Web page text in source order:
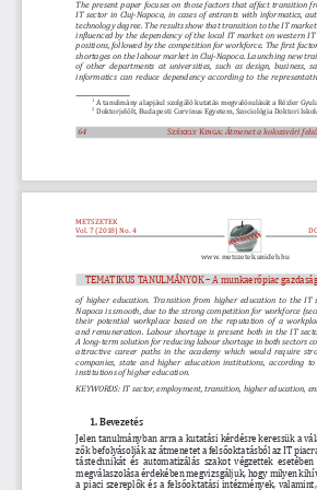
64 Székely Kinga: Átmenet a kolozsvári
The present paper focuses on those factors that affect transition
IT sector in Cluj-Napoca, in cases of entrants with informatics,
technology degree. The results show that transition to the IT
influenced by the dependency of the local IT market on western
positions, followed by the competition for workforce. The first
shortages on the labour market in Cluj-Napoca. Launching new
of other departments at universities, such as design, business,
informatics can reduce dependency according to the
1 a tanulmány alapjául szolgáló kutatás megvalósulását a rézler g
2 doktorjelölt, Budapesti Corvinus egyetem, Szociológia doktori
METSZETEK
Vol. 7 (2018) No. 4
www. metszetek.unideb.hu
TemaTikus T   anulmányok – a munkaerőpiac
of higher education. Transition from higher education to the IT
Napoca is smooth, due to the strong competition for workforce
their potential workplace based on the reputation of a
and remuneration. Labour shortage is present both in the IT
A  long-term solution for reducing labour shortage in both sectors
attractive career paths in the academy which would require
companies, state and higher education institutions, according
institutions of higher education.
KEYWORDS: IT sector, employment, transition, higher education,
1. Bevezetés
Jelen tanulmányban arra a kutatási kérdésre keressük a
zők befolyásolják az átmenetet a felsőoktatásból az iT
tástechnikát és automatizálás szakot végzettek esetében
megválaszolása érdekében megvizsgáljuk, hogy milyen
a piaci szereplők és a felsőoktatási intézmények,